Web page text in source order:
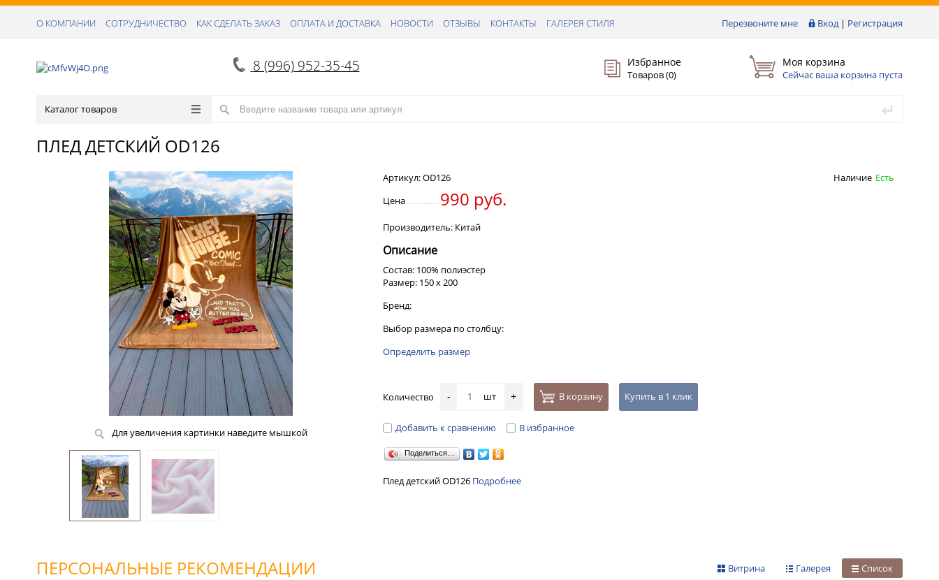
Перезвоните мне Вход | Регистрация
О КОМПАНИИ СОТРУДНИЧЕСТВО КАК СДЕЛАТЬ ЗАКАЗ ОПЛАТА И ДОСТАВКА НОВОСТИ ОТЗЫВЫ КОНТАКТЫ ГАЛЕРЕЯ СТИЛЯ
8 (996) 952-35-45 Избранное
Товаров (0)
Моя корзина
Сейчас ваша корзина пуста
Каталог товаров
ПЛЕД ДЕТСКИЙ OD126
Для увеличения картинки наведите мышкой
Артикул:OD126 Наличие Есть
Цена
990 руб.
Производитель: Китай
Описание
Состав: 100% полиэстер
Размер: 150 х 200
Бренд:
Выбор размера по столбцу:
Определить размер
Количество - шт + В корзину Купить в 1 клик
Добавить к сравнению В избранное
Поделиться…
Плед детский OD126 Подробнее
ПЕРСОНАЛЬНЫЕ РЕКОМЕНДАЦИИ Список
Галерея
Витрина